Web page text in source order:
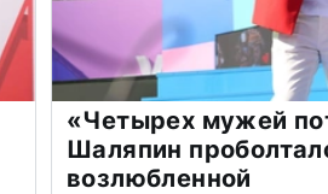
«Четырех мужей
Шаляпин
возлюбленной